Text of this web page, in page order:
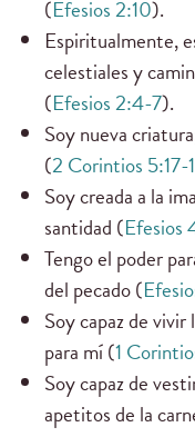
(Efesios 2:10).
Espiritualmente,
celestiales y
(Efesios 2:4-7).
Soy nueva
(2 Corintios 5:17-
Soy creada a la
santidad (Efesios
Tengo el poder
del pecado (
Soy capaz de
para mí (1
Soy capaz de
apetitos de la